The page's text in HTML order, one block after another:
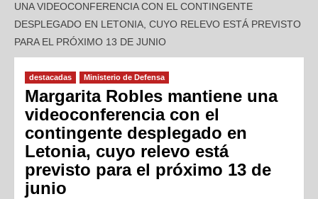
UNA VIDEOCONFERENCIA CON EL CONTINGENTE
DESPLEGADO EN LETONIA, CUYO RELEVO ESTÁ PREVISTO
PARA EL PRÓXIMO 13 DE JUNIO
destacadas Ministerio de Defensa
Margarita Robles mantiene una
videoconferencia con el
contingente desplegado en
Letonia, cuyo relevo está
previsto para el próximo 13 de
junio